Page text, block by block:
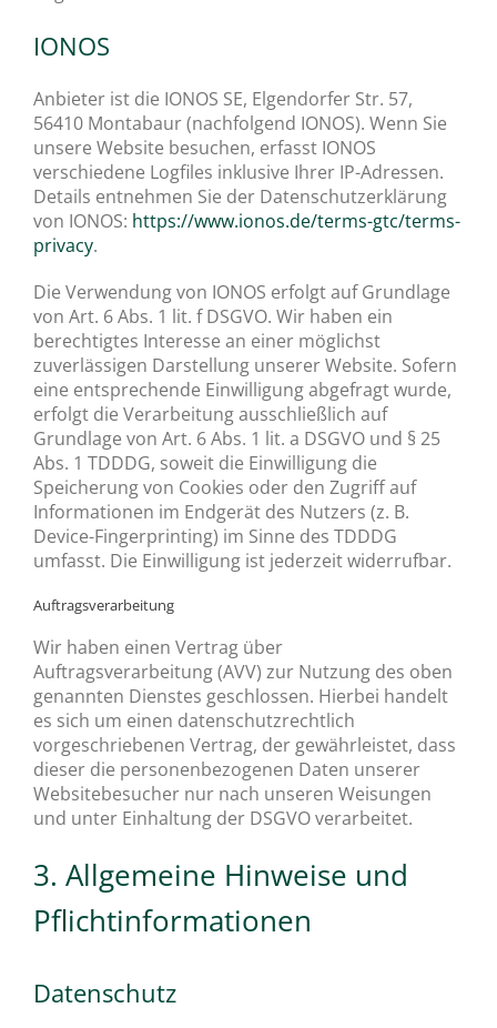
IONOS
Anbieter ist die IONOS SE, Elgendorfer Str. 57,
56410 Montabaur (nachfolgend IONOS). Wenn Sie
unsere Website besuchen, erfasst IONOS
verschiedene Logfiles inklusive Ihrer IP-Adressen.
Details entnehmen Sie der Datenschutzerklärung
von IONOS: https://www.ionos.de/terms-gtc/terms-
privacy.
Die Verwendung von IONOS erfolgt auf Grundlage
von Art. 6 Abs. 1 lit. f DSGVO. Wir haben ein
berechtigtes Interesse an einer möglichst
zuverlässigen Darstellung unserer Website. Sofern
eine entsprechende Einwilligung abgefragt wurde,
erfolgt die Verarbeitung ausschließlich auf
Grundlage von Art. 6 Abs. 1 lit. a DSGVO und § 25
Abs. 1 TDDDG, soweit die Einwilligung die
Speicherung von Cookies oder den Zugriff auf
Informationen im Endgerät des Nutzers (z. B.
Device-Fingerprinting) im Sinne des TDDDG
umfasst. Die Einwilligung ist jederzeit widerrufbar.
Auftragsverarbeitung
Wir haben einen Vertrag über
Auftragsverarbeitung (AVV) zur Nutzung des oben
genannten Dienstes geschlossen. Hierbei handelt
es sich um einen datenschutzrechtlich
vorgeschriebenen Vertrag, der gewährleistet, dass
dieser die personenbezogenen Daten unserer
Websitebesucher nur nach unseren Weisungen
und unter Einhaltung der DSGVO verarbeitet.
3. Allgemeine Hinweise und
Pflicht­informationen
Datenschutz